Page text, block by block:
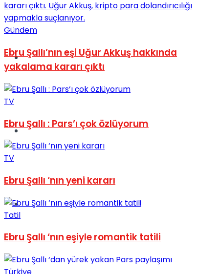
Müzik
Sinema
Tatil
View All Result
Gündem
Ebru Şallı’nın eşi Uğur Akkuş hakkında
yakalama kararı çıktı
TV
Ebru Şallı : Pars’ı çok özlüyorum
TV
Ebru Şallı ‘nın yeni kararı
Tatil
Ebru Şallı ‘nın eşiyle romantik tatili